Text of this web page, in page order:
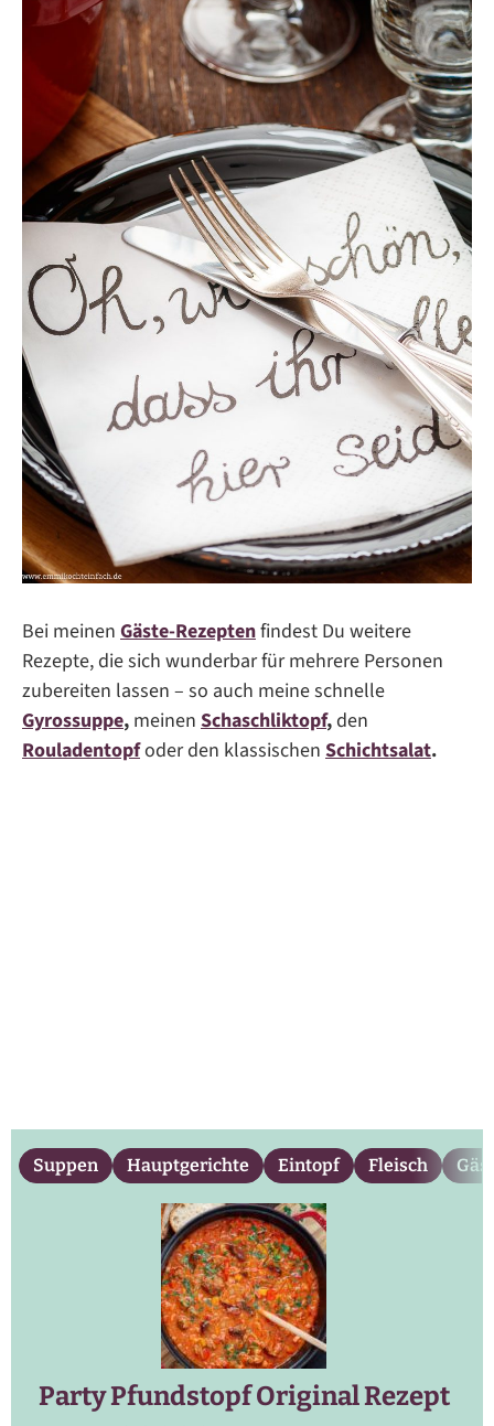
Bei meinen Gäste-Rezeptenfindest Du weitere
Rezepte, die sich wunderbar für mehrere Personen
zubereiten lassen – so auch meine schnelle
Gyrossuppe, meinen Schaschliktopf,den
Rouladentopfoder den klassischen Schichtsalat.
Suppen Hauptgerichte Eintopf Fleisch
Party Pfundstopf Original Rezept